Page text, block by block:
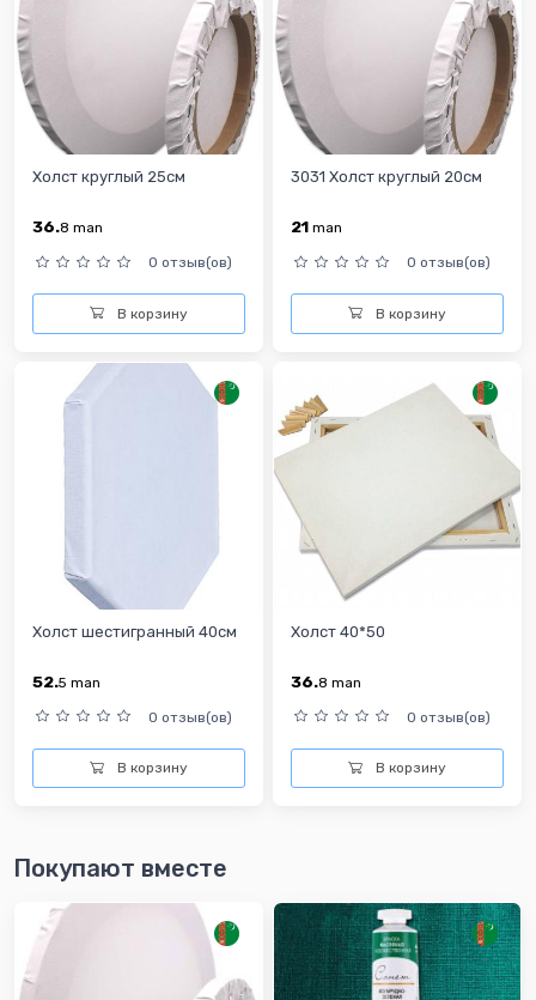
Холст круглый 25см
36.8 man
0 отзыв(ов)
В корзину
3031 Холст круглый 20см
21 man
0 отзыв(ов)
В корзину
Холст шестигранный 40см
52.5 man
0 отзыв(ов)
В корзину
Холст 40*50
36.8 man
0 отзыв(ов)
В корзину
Покупают вместе